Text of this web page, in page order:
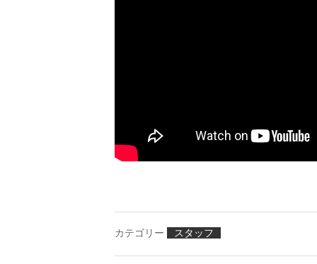
カテゴリー スタッフ